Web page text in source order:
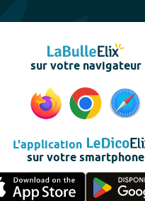
sur votre navigateur
L'application
sur votre smartphone